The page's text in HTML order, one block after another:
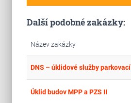
Další podobné zakázky:
Název zakázky
DNS – úklidové služby
Úklid budov MPP a PZS II